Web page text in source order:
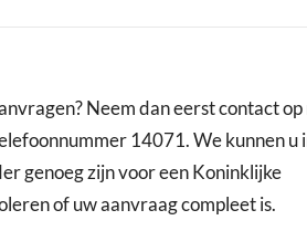
Neem dan eerst contact
14071. We kunnen u
genoeg zijn voor een Koninklijke
of uw aanvraag compleet is.